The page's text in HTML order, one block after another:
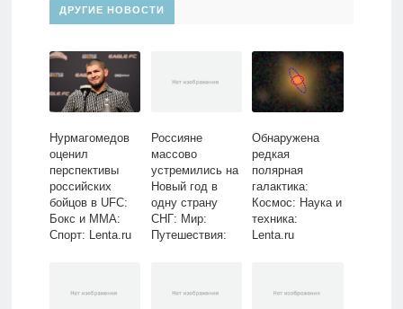
ДРУГИЕ НОВОСТИ
Нурмагомедов
оценил
перспективы
российских
бойцов в UFC:
Бокс и ММА:
Спорт: Lenta.ru
Россияне
массово
устремились на
Новый год в
одну страну
СНГ: Мир:
Путешествия:
Обнаружена
редкая
полярная
галактика:
Космос: Наука и
техника:
Lenta.ru